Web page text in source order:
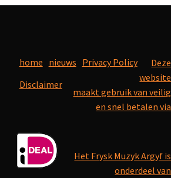
home nieuws Privacy Policy
Disclaimer
Deze
website
maakt gebruik van veilig
en snel betalen via
Het Frysk Muzyk Argyf is
onderdeel van